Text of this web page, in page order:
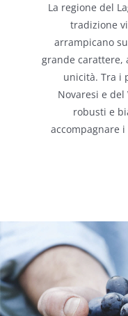
La regione del
tradizione
arrampicano
grande carattere,
unicità. Tra i
Novaresi e
robusti e
accompagnare